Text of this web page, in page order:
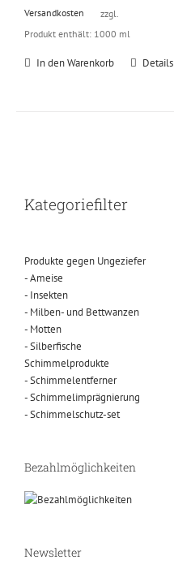
zzgl.
Versandkosten
Produkt enthält: 1000 ml
In den Warenkorb Details
Kategoriefilter
Produkte gegen Ungeziefer
- Ameise
- Insekten
- Milben- und Bettwanzen
- Motten
- Silberfische
Schimmelprodukte
- Schimmelentferner
- Schimmelimprägnierung
- Schimmelschutz-set
Bezahlmöglichkeiten
Newsletter